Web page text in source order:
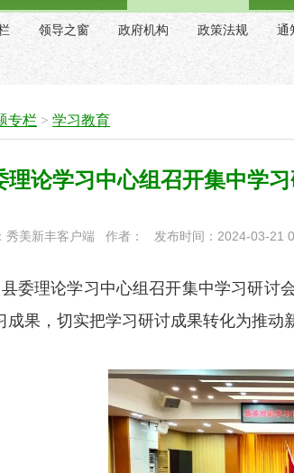
领导之窗 政府机构 政策法规 通
专栏 > 学习教育
理论学习中心组召开集中学
秀美新丰客户端 作者： 发布时间：2024-03-21
理论学习中心组召开集中学习研讨
成果，切实把学习研讨成果转化为推动